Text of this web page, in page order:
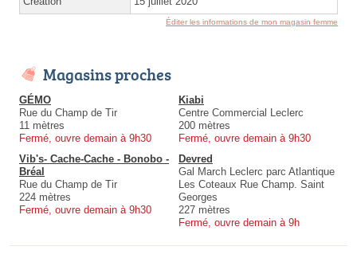
Éditer les informations de mon magasin femme
Magasins proches
GÉMO
Rue du Champ de Tir
11 mètres
Fermé, ouvre demain à 9h30
Kiabi
Centre Commercial Leclerc
200 mètres
Fermé, ouvre demain à 9h30
Vib's- Cache-Cache - Bonobo -
Bréal
Rue du Champ de Tir
224 mètres
Fermé, ouvre demain à 9h30
Devred
Gal March Leclerc parc Atlantique
Les Coteaux Rue Champ. Saint
Georges
227 mètres
Fermé, ouvre demain à 9h